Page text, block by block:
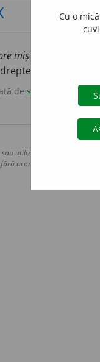
mișcări ) Care se
/<fr.
de siveco
utilizarea datelor de pe
acordul nostru prealabil
Cu o